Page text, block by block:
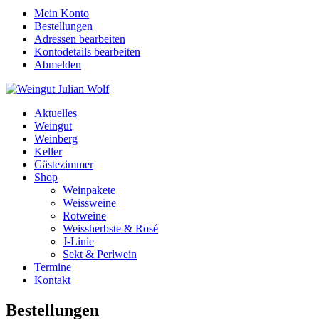
Mein Konto
Bestellungen
Adressen bearbeiten
Kontodetails bearbeiten
Abmelden
Aktuelles
Weingut
Weinberg
Keller
Gästezimmer
Shop
Weinpakete
Weissweine
Rotweine
Weissherbste & Rosé
J-Linie
Sekt & Perlwein
Termine
Kontakt
Bestellungen